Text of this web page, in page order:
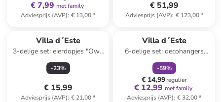
€ 7,99 met family
Adviesprijs (AVP): € 13,00*
€ 51,99
Adviesprijs (AVP): € 123,00*
Villa d´Este
3-delige set: eierdopjes "Owl"
bruin/lichtroze/geel - (H)6 cm
-23%
€ 15,99
Adviesprijs (AVP): € 21,00*
Villa d´Este
6-delige set: decohangers
"Natale" rood - Ø 15 cm
-59%
€ 14,99regulier
€ 12,99 met family
Adviesprijs (AVP): € 32,00*